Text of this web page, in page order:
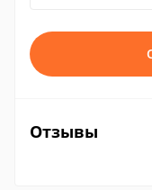
Отзывы